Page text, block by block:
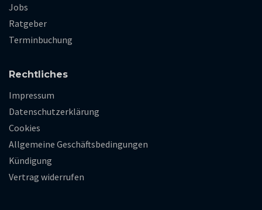
Jobs
Ratgeber
Terminbuchung
Rechtliches
Impressum
Datenschutzerklärung
Cookies
Allgemeine Geschäftsbedingungen
Kündigung
Vertrag widerrufen